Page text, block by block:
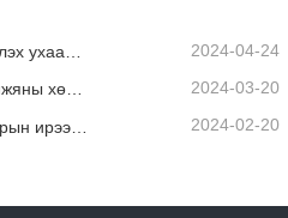
2024-04-24
Zhike Qida Hay Baler Хэйлунжяны хөдөө аж ахуйн машин механизмын үзэсгэлэнд анх удаа гарчээ 2024-03-20
2024-02-20